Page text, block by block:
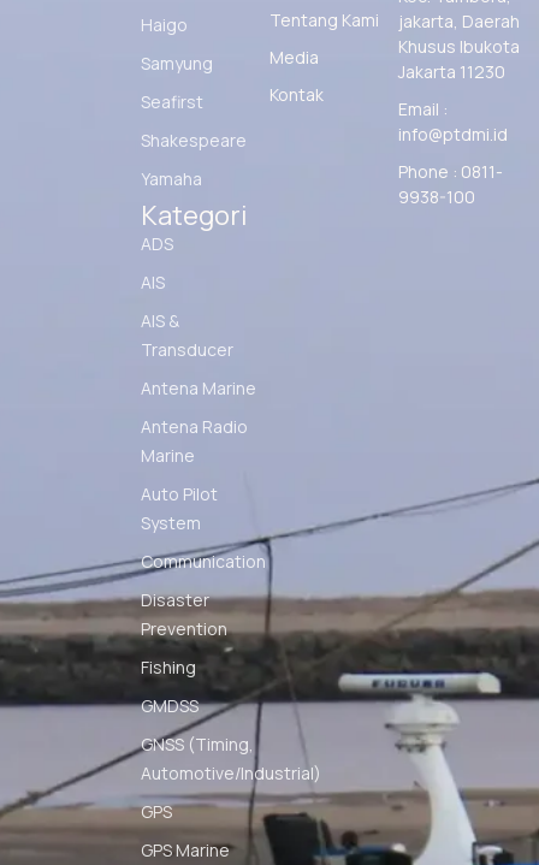
Haigo
Samyung
Seafirst
Shakespeare
Yamaha
Kategori
ADS
AIS
AIS &
Transducer
Antena Marine
Antena Radio
Marine
Auto Pilot
System
Communication
Disaster
Prevention
Fishing
GMDSS
GNSS (Timing,
Automotive/Industrial)
GPS
GPS Marine
Tentang Kami
Media
Kontak
jakarta, Daerah
Khusus Ibukota
Jakarta 11230
Email :
info@ptdmi.id
Phone : 0811-
9938-100